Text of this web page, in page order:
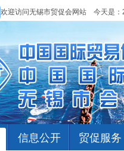
欢迎访问无锡市贸促会网站 今天是：
信息公开 贸促服务